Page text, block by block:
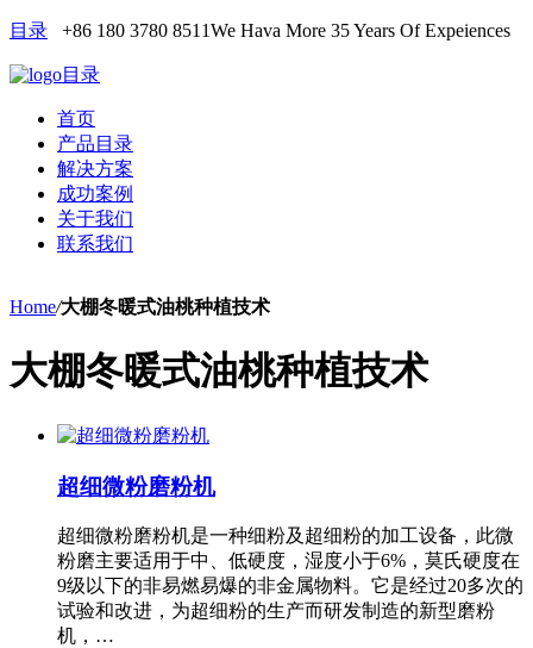
目录 +86 180 3780 8511We Hava More 35 Years Of Expeiences
目录
首页
产品目录
解决方案
成功案例
关于我们
联系我们
Home/大棚冬暖式油桃种植技术
大棚冬暖式油桃种植技术
超细微粉磨粉机
超细微粉磨粉机是一种细粉及超细粉的加工设备，此微
粉磨主要适用于中、低硬度，湿度小于6%，莫氏硬度在
9级以下的非易燃易爆的非金属物料。它是经过20多次的
试验和改进，为超细粉的生产而研发制造的新型磨粉
机，…